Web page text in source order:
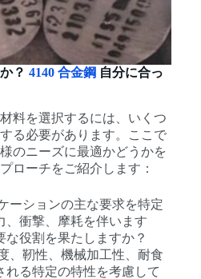
？ 4140 合金鋼 自分に合っ
料を選択するには、いくつ
る必要があります。ここで
のニーズに最適かどうかを
ローチをご紹介します：
ーションの主な要求を特定
、衝撃、摩耗を伴います
な役割を果たしますか？
、靭性、機械加工性、耐食
れる特定の特性を考慮して